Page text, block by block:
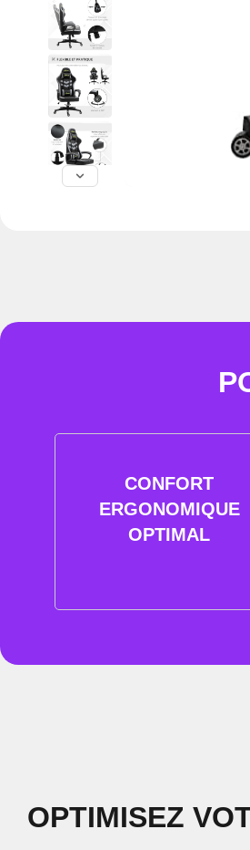
CONFORT
ERGONOMIQUE
OPTIMAL
OPTIMISEZ